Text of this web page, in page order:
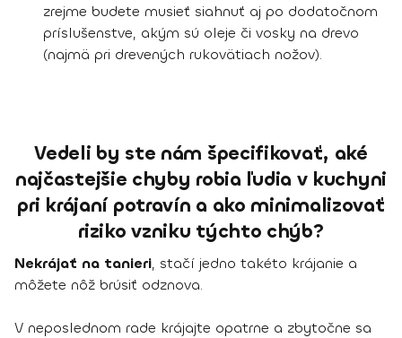
zrejme budete musieť siahnuť aj po dodatočnom
príslušenstve, akým sú oleje či vosky na drevo
(najmä pri drevených rukovätiach nožov).
Vedeli by ste nám špecifikovať, aké
najčastejšie chyby robia ľudia v kuchyni
pri krájaní potravín a ako minimalizovať
riziko vzniku týchto chýb?
Nekrájať na tanieri, stačí jedno takéto krájanie a
môžete nôž brúsiť odznova.
V neposlednom rade krájajte opatrne a zbytočne sa